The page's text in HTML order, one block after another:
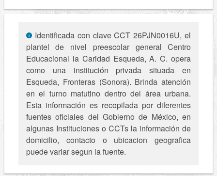
Identificada con clave CCT 26PJN0016U, el
plantel de nivel preescolar general Centro
Educacional la Caridad Esqueda, A. C. opera
como una institución privada situada en
Esqueda, Fronteras (Sonora). Brinda atención
en el turno matutino dentro del área urbana.
Esta información es recopilada por diferentes
fuentes oficiales del Gobierno de México, en
algunas Instituciones o CCTs la información de
domicilio, contacto o ubicacion geografica
puede variar segun la fuente.